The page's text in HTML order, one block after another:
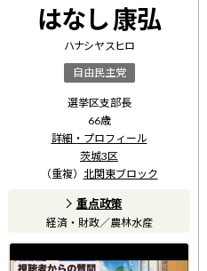
はなし 康弘
ハナシ ヤスヒロ
自由民主党
選挙区支部長
66歳
詳細・プロフィール
茨城3区
（重複） 北関東ブロック
重点政策
経済・財政／農林水産